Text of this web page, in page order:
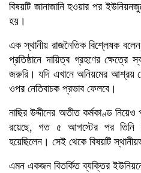
বিষয়টি জানাজানি হওয়ার পর
হয়।
এক স্থানীয় রাজনৈতিক বিশ্লেষক
প্রতিষ্ঠানে দায়িত্ব গ্রহণের
জরুরি। যদি এখানে অনিয়মের আশ্রয়
ওপর নেতিবাচক প্রভাব ফেলবে।
নাছির উদ্দীনের অতীত কর্মকাণ্ড
রয়েছে, গত ৫ আগস্টের পর তিনি
হয়েছিলেন। সেই থেকে বিষয়টি
এমন একজন বিতর্কিত ব্যক্তির